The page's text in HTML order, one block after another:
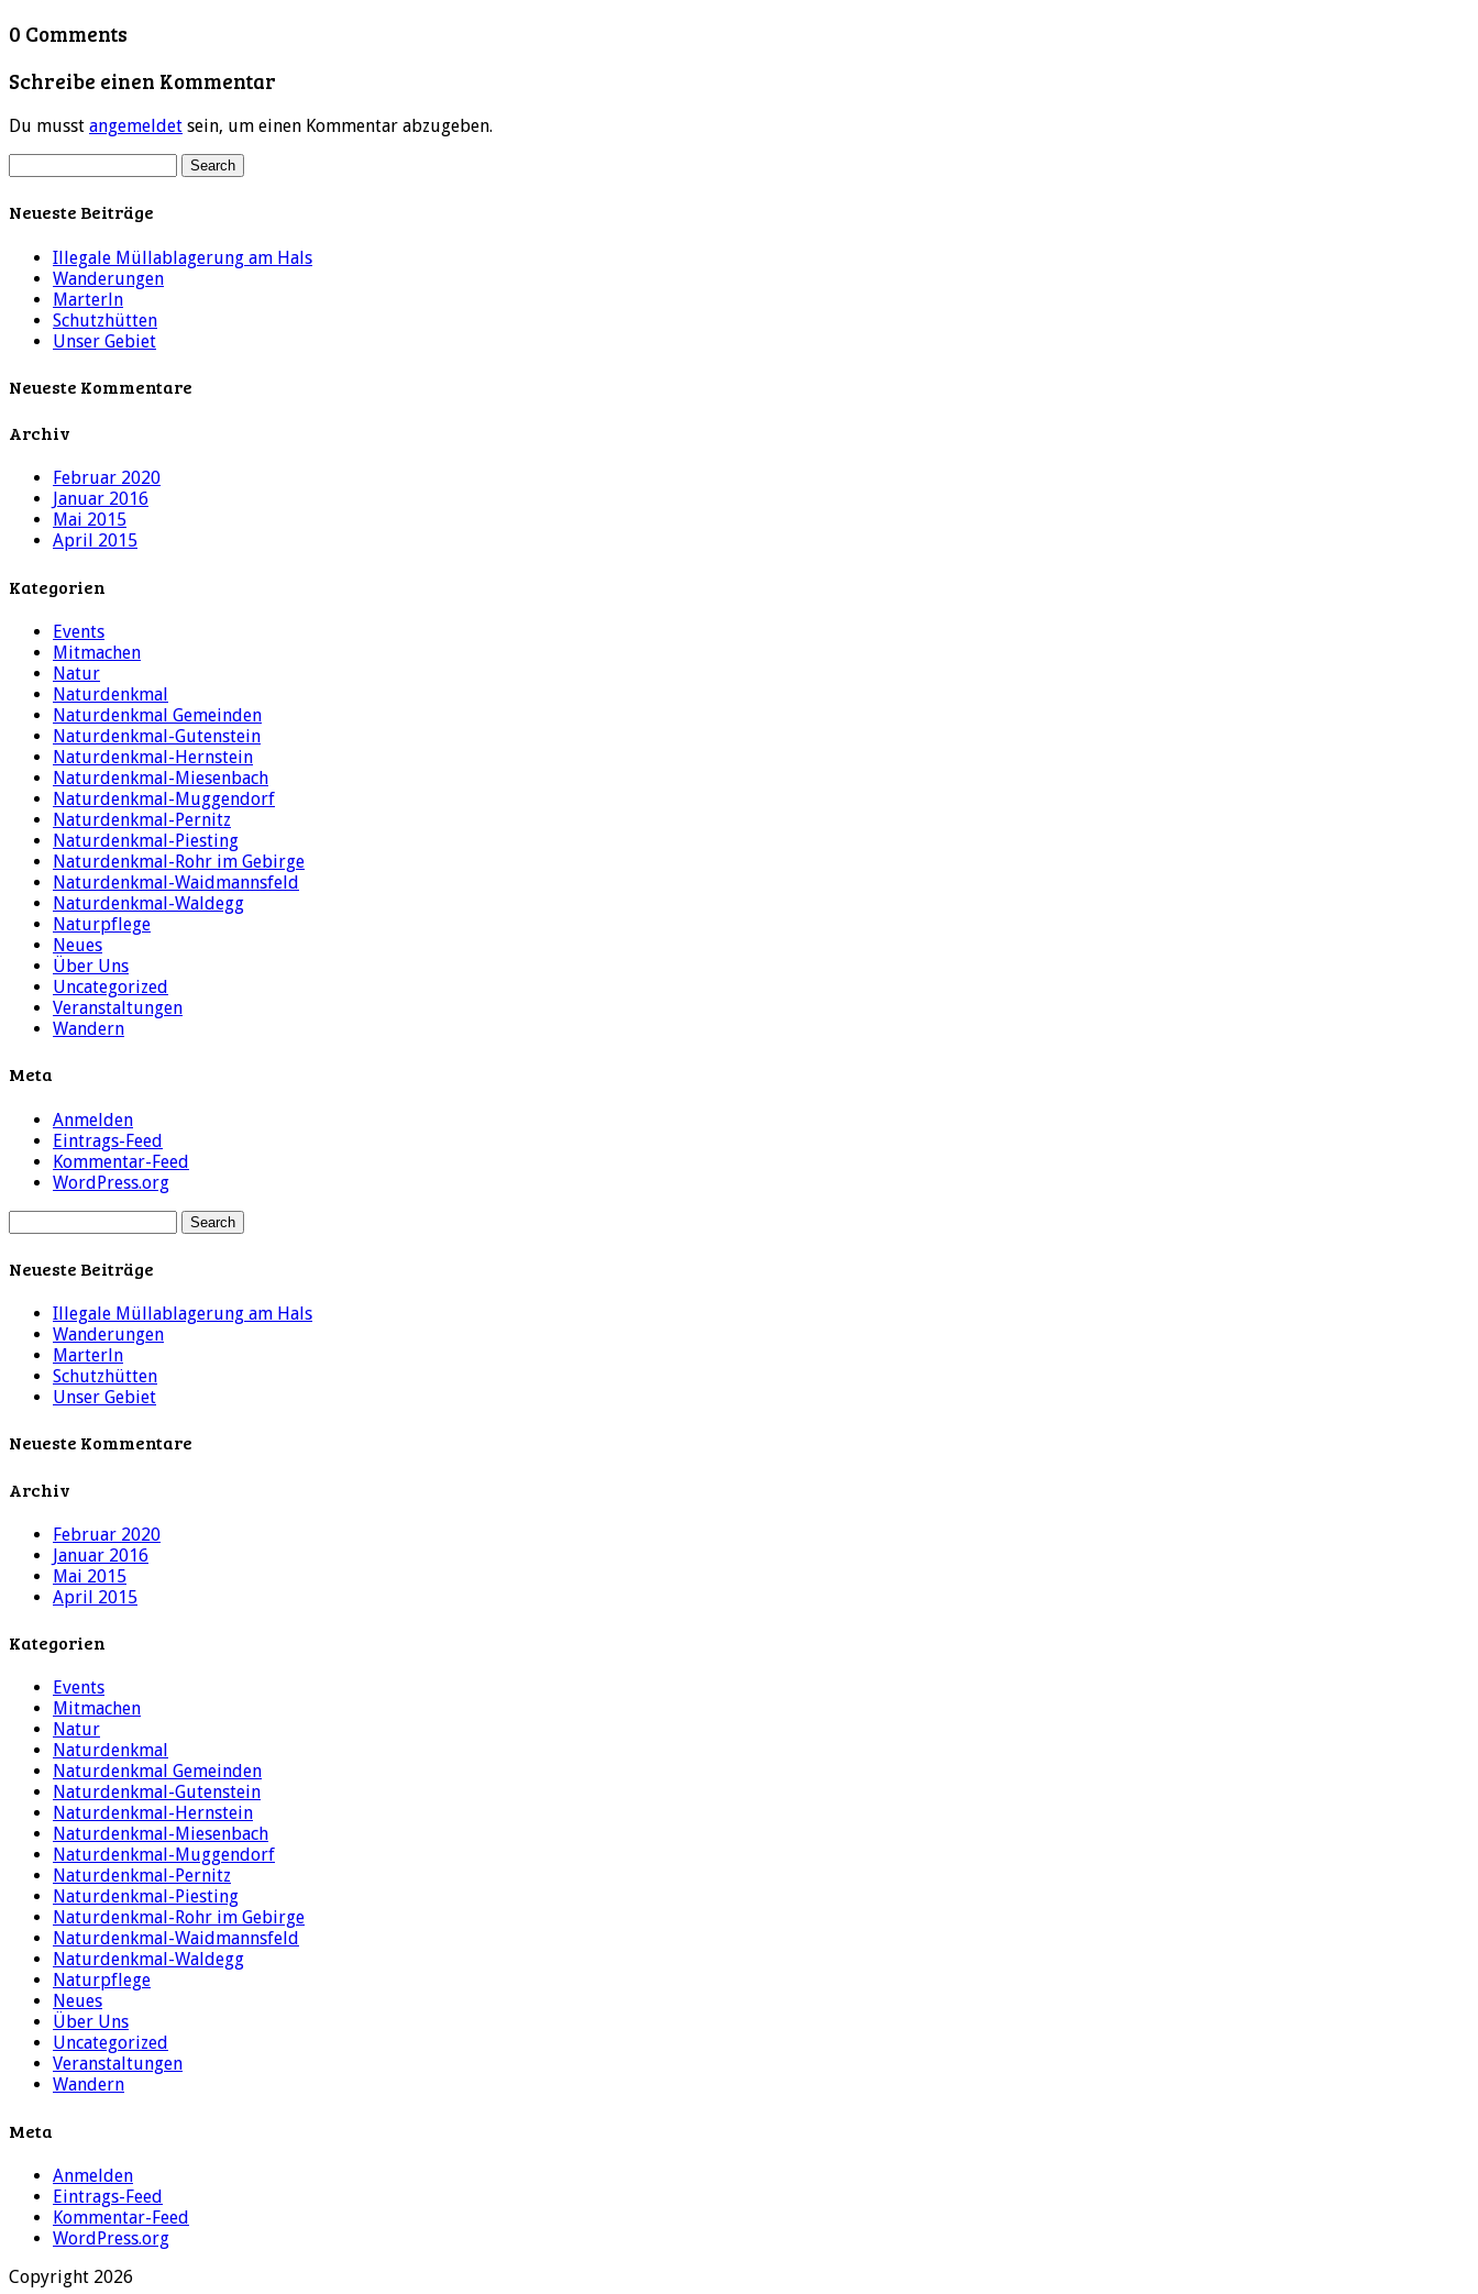
0 Comments
Schreibe einen Kommentar
Du musst angemeldet sein, um einen Kommentar abzugeben.
Neueste Beiträge
Illegale Müllablagerung am Hals
Wanderungen
Marterln
Schutzhütten
Unser Gebiet
Neueste Kommentare
Archiv
Februar 2020
Januar 2016
Mai 2015
April 2015
Kategorien
Events
Mitmachen
Natur
Naturdenkmal
Naturdenkmal Gemeinden
Naturdenkmal-Gutenstein
Naturdenkmal-Hernstein
Naturdenkmal-Miesenbach
Naturdenkmal-Muggendorf
Naturdenkmal-Pernitz
Naturdenkmal-Piesting
Naturdenkmal-Rohr im Gebirge
Naturdenkmal-Waidmannsfeld
Naturdenkmal-Waldegg
Naturpflege
Neues
Über Uns
Uncategorized
Veranstaltungen
Wandern
Meta
Anmelden
Eintrags-Feed
Kommentar-Feed
WordPress.org
Neueste Beiträge
Illegale Müllablagerung am Hals
Wanderungen
Marterln
Schutzhütten
Unser Gebiet
Neueste Kommentare
Archiv
Februar 2020
Januar 2016
Mai 2015
April 2015
Kategorien
Events
Mitmachen
Natur
Naturdenkmal
Naturdenkmal Gemeinden
Naturdenkmal-Gutenstein
Naturdenkmal-Hernstein
Naturdenkmal-Miesenbach
Naturdenkmal-Muggendorf
Naturdenkmal-Pernitz
Naturdenkmal-Piesting
Naturdenkmal-Rohr im Gebirge
Naturdenkmal-Waidmannsfeld
Naturdenkmal-Waldegg
Naturpflege
Neues
Über Uns
Uncategorized
Veranstaltungen
Wandern
Meta
Anmelden
Eintrags-Feed
Kommentar-Feed
WordPress.org
Copyright 2026